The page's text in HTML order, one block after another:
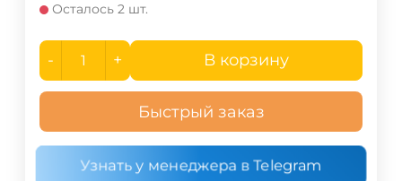
Осталось 2 шт.
- + В корзину
Быстрый заказ
Узнать у менеджера в Telegram